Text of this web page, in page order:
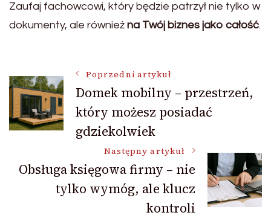
Zaufaj fachowcowi, który będzie patrzył nie tylko w
dokumenty, ale również na Twój biznes jako całość.
Nawigacja
wpisu
Poprzedni artykuł
Domek mobilny – przestrzeń,
który możesz posiadać
gdziekolwiek
Następny artykuł
Obsługa księgowa firmy – nie
tylko wymóg, ale klucz
kontroli